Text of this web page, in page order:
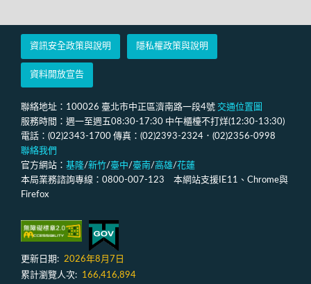
資訊安全政策與說明 隱私權政策與說明
資料開放宣告
聯絡地址：100026 臺北市中正區濟南路一段4號 交通位置圖
服務時間：週一至週五08:30-17:30 中午櫃檯不打烊(12:30-13:30)
電話：(02)2343-1700 傳真：(02)2393-2324．(02)2356-0998
聯絡我們
官方網站： 基隆/新竹/臺中/臺南/高雄/花蓮
本局業務諮詢專線：0800-007-123 本網站支援IE11、Chrome與
Firefox
更新日期: 2026年8月7日
累計瀏覽人次:
166,416,894